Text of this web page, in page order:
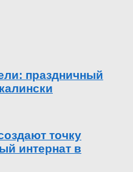
праздничный
точку
интернат в